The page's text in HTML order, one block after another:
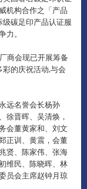
机构合作之「产品
碳足印产品认证服
。
商会现已开展筹备
的庆祝活动,与会
远名誉会长杨孙
徐晋晖、吴清焕，
会董黄家和、刘文
正训、黄震，会董
贤、陈家伟、张海
维民、陈晓晖、林
员会主席赵钟月琼